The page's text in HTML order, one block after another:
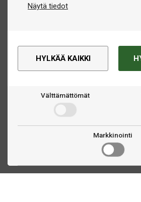
Näytä tiedot
HYLKÄÄ KAIKKI
Välttämättömät
Markkinointi